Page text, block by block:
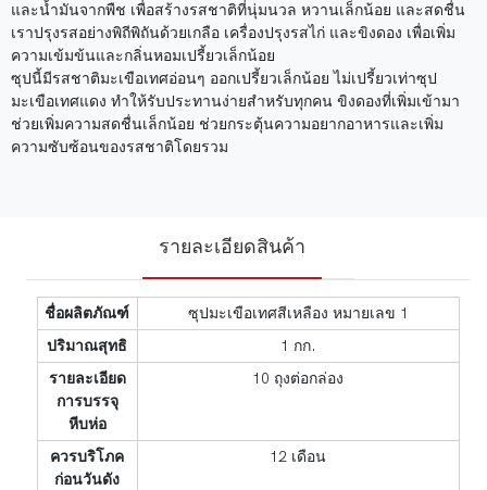
และน้ำมันจากพืช เพื่อสร้างรสชาติที่นุ่มนวล หวานเล็กน้อย และสดชื่น
เราปรุงรสอย่างพิถีพิถันด้วยเกลือ เครื่องปรุงรสไก่ และขิงดอง เพื่อเพิ่ม
ความเข้มข้นและกลิ่นหอมเปรี้ยวเล็กน้อย
ซุปนี้มีรสชาติมะเขือเทศอ่อนๆ ออกเปรี้ยวเล็กน้อย ไม่เปรี้ยวเท่าซุป
มะเขือเทศแดง ทำให้รับประทานง่ายสำหรับทุกคน ขิงดองที่เพิ่มเข้ามา
ช่วยเพิ่มความสดชื่นเล็กน้อย ช่วยกระตุ้นความอยากอาหารและเพิ่ม
ความซับซ้อนของรสชาติโดยรวม
รายละเอียดสินค้า
ชื่อผลิตภัณฑ์
ซุปมะเขือเทศสีเหลือง หมายเลข 1
ปริมาณสุทธิ
1 กก.
รายละเอียด
การบรรจุ
หีบห่อ
10 ถุงต่อกล่อง
ควรบริโภค
ก่อนวันดัง
12 เดือน